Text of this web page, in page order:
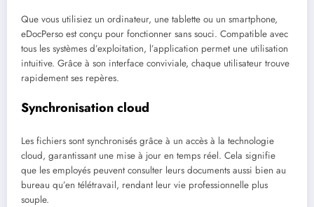
Que vous utilisiez un ordinateur, une tablette ou un smartphone,
eDocPerso est conçu pour fonctionner sans souci. Compatible avec
tous les systèmes d’exploitation, l’application permet une utilisation
intuitive. Grâce à son interface conviviale, chaque utilisateur trouve
rapidement ses repères.
Synchronisation cloud
Les fichiers sont synchronisés grâce à un accès à la technologie
cloud, garantissant une mise à jour en temps réel. Cela signifie
que les employés peuvent consulter leurs documents aussi bien au
bureau qu’en télétravail, rendant leur vie professionnelle plus
souple.